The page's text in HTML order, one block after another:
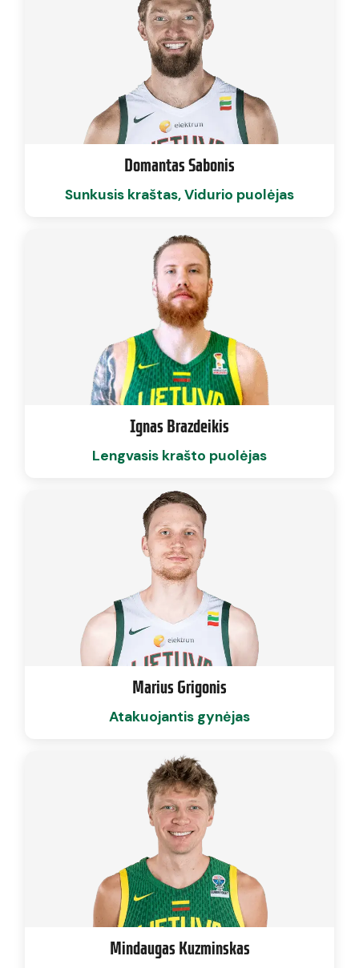
Domantas Sabonis
Sunkusis kraštas, Vidurio puolėjas
Ignas Brazdeikis
Lengvasis krašto puolėjas
Marius Grigonis
Atakuojantis gynėjas
Mindaugas Kuzminskas